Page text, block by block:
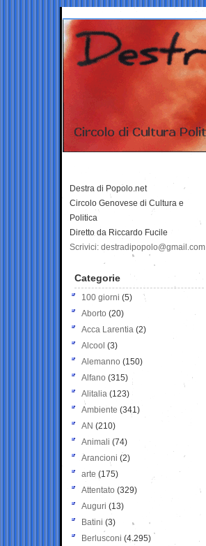
Destra di Popolo.net
Circolo Genovese di Cultura e
Politica
Diretto da Riccardo Fucile
Scrivici: destradipopolo@gmail.com
Categorie
100 giorni (5)
Aborto (20)
Acca Larentia (2)
Alcool (3)
Alemanno (150)
Alfano (315)
Alitalia (123)
Ambiente (341)
AN (210)
Animali (74)
Arancioni (2)
arte (175)
Attentato (329)
Auguri (13)
Batini (3)
Berlusconi (4.295)